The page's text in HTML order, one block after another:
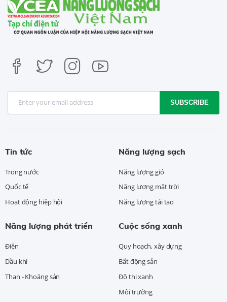
SUBSCRIBE
Tin tức
Trong nước
Quốc tế
Hoạt động hiệp hội
Năng lượng sạch
Năng lượng gió
Năng lượng mặt trời
Năng lượng tái tạo
Năng lượng phát triển
Điện
Dầu khí
Than - Khoáng sản
Cuộc sống xanh
Quy hoạch, xây dựng
Bất động sản
Đô thị xanh
Môi trường